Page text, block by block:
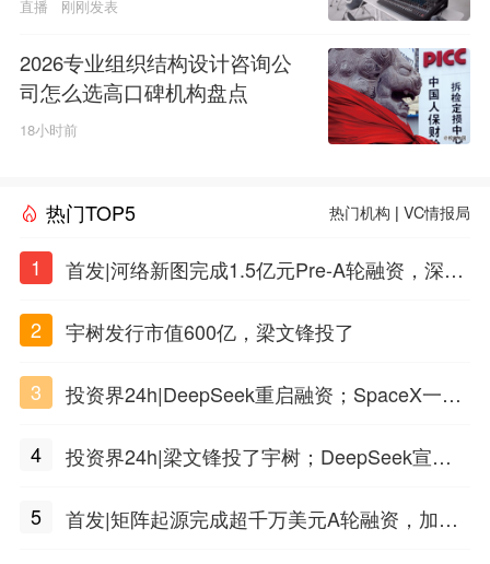
直播 刚刚发表
2026专业组织结构设计咨询公
司怎么选高口碑机构盘点
18小时前
热门TOP5 热门机构 |VC情报局
1
首发|河络新图完成1.5亿元Pre-A轮融资，深耕i
2
宇树发行市值600亿，梁文锋投了
3
投资界24h|DeepSeek重启融资；SpaceX一夜
4
投资界24h|梁文锋投了宇树；DeepSeek宣布
5
首发|矩阵起源完成超千万美元A轮融资，加速